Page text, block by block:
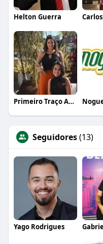
Helton Guerra
Primeiro Traço Arquitetura
Seguidores(13)
Yago Rodrigues